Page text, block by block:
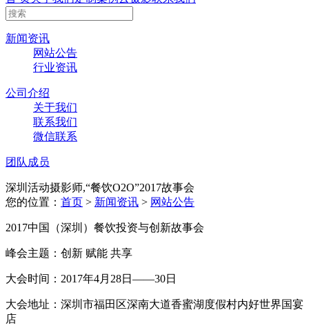
新闻资讯
网站公告
行业资讯
公司介绍
关于我们
联系我们
微信联系
团队成员
深圳活动摄影师,“餐饮O2O”2017故事会
您的位置： 首页 > 新闻资讯 > 网站公告
2017中国（深圳）餐饮投资与创新故事会
峰会主题：创新 赋能 共享
大会时间：2017年4月28日——30日
大会地址：深圳市福田区深南大道香蜜湖度假村内好世界国宴
店